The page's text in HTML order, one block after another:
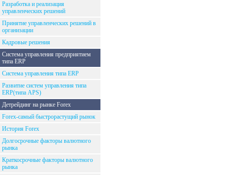
Разработка и реализация
управленческих решений
Принятие управленческих решений в
организации
Кадровые решения
Система управления предприятием
типа ERP
Система управления типа ERP
Развитие систем управления типа
ERP(типа APS)
Детрейдинг на рынке Forex
Forex-самый быстрорастущий рынок
История Forex
Долгосрочные факторы валютного
рынка
Краткосрочные факторы валютного
рынка